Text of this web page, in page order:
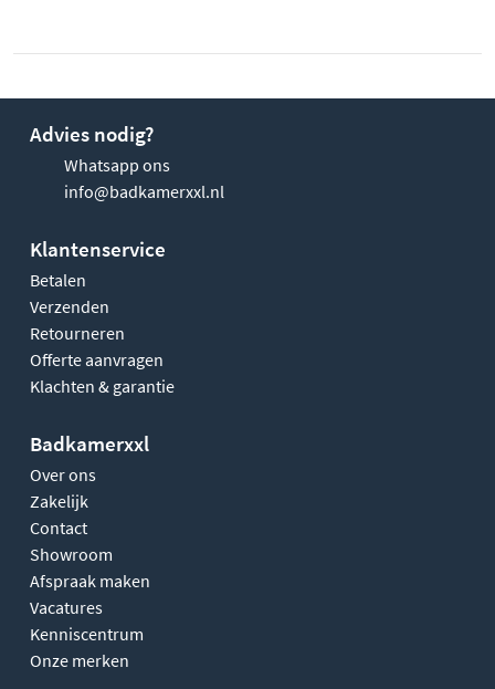
Advies nodig?
Whatsapp ons
info@badkamerxxl.nl
Klantenservice
Betalen
Verzenden
Retourneren
Offerte aanvragen
Klachten & garantie
Badkamerxxl
Over ons
Zakelijk
Contact
Showroom
Afspraak maken
Vacatures
Kenniscentrum
Onze merken